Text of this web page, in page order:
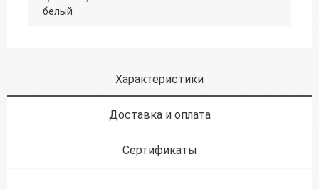
белый
Характеристики
Доставка и оплата
Сертификаты